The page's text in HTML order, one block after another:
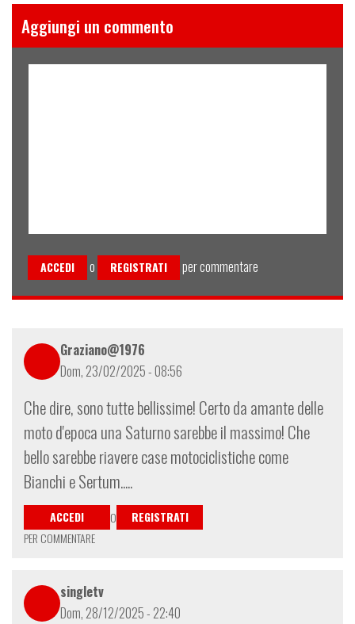
Aggiungi un commento
ACCEDI o REGISTRATI per commentare
Graziano@1976
Dom, 23/02/2025 - 08:56
Che dire, sono tutte bellissime! Certo da amante delle
moto d'epoca una Saturno sarebbe il massimo! Che
bello sarebbe riavere case motociclistiche come
Bianchi e Sertum.....
ACCEDI O
REGISTRATI
PER COMMENTARE
singletv
Dom, 28/12/2025 - 22:40